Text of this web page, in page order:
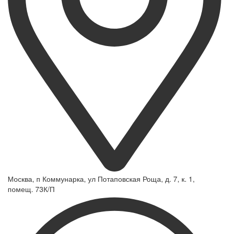
Москва, п Коммунарка, ул Потаповская Роща, д. 7, к. 1,
помещ. 73К/П